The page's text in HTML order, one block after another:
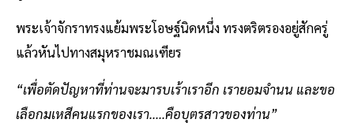
พระเจ้าจักราทรงแย้มพระโอษฐ์นิดหนึ่ง ทรงตริตรองอยู่สักครู่
แล้วหันไปทางสมุหราชมณเฑียร
“เพื่อตัดปัญหาที่ท่านจะมารบเร้าเราอีก เรายอมจำนน และขอ
เลือกมเหสีคนแรกของเรา.....คือบุตรสาวของท่าน”